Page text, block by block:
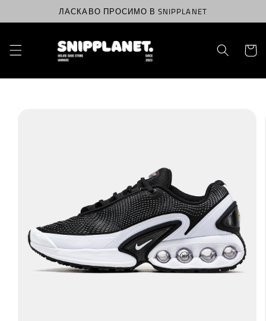
вмісту
ЛАСКАВО ПРОСИМО В SNIPPLANET